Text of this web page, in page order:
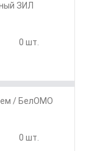
ЗИЛ
0 шт.
/ БелОМО
0 шт.